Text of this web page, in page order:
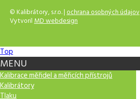
© Kalibrátory, s.r.o. |ochrana osobných údajov
VytvorilMD webdesign
Top
MENU
Kalibrace měřidel a měřicích přístrojů
Kalibrátory
Tlaku